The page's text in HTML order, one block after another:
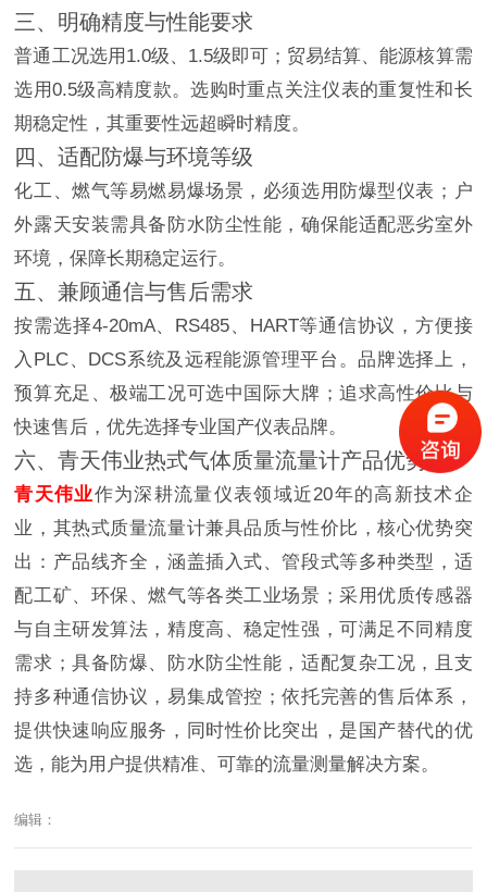
三、明确精度与性能要求
普通工况选用1.0级、1.5级即可；贸易结算、能源核算需
选用0.5级高精度款。选购时重点关注仪表的重复性和长
期稳定性，其重要性远超瞬时精度。
四、适配防爆与环境等级
化工、燃气等易燃易爆场景，必须选用防爆型仪表；户
外露天安装需具备防水防尘性能，确保能适配恶劣室外
环境，保障长期稳定运行。
五、兼顾通信与售后需求
按需选择4-20mA、RS485、HART等通信协议，方便接
入PLC、DCS系统及远程能源管理平台。品牌选择上，
预算充足、极端工况可选中国际大牌；追求高性价比与
快速售后，优先选择专业国产仪表品牌。
六、青天伟业热式气体质量流量计产品优势
青天伟业作为深耕流量仪表领域近20年的高新技术企
业，其热式质量流量计兼具品质与性价比，核心优势突
出：产品线齐全，涵盖插入式、管段式等多种类型，适
配工矿、环保、燃气等各类工业场景；采用优质传感器
与自主研发算法，精度高、稳定性强，可满足不同精度
需求；具备防爆、防水防尘性能，适配复杂工况，且支
持多种通信协议，易集成管控；依托完善的售后体系，
提供快速响应服务，同时性价比突出，是国产替代的优
选，能为用户提供精准、可靠的流量测量解决方案。
编辑：